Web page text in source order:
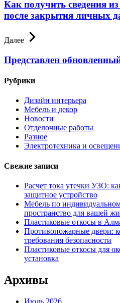
Как получить сведения
после закрытия личных
Далее
Представлен
Рубрики
Дизайн интерьера
Мебель и декор
Новости
Отделочные работы
Разное
Электротехника и
Свежие записи
Расчет тока утечки УЗО:
защитное устройство
Мебель по
пространство для вашей
Пластиковые откосы в
Противопожарные двери:
требования безопасности
Пластиковые откосы для
установка
Архивы
Июль 2026